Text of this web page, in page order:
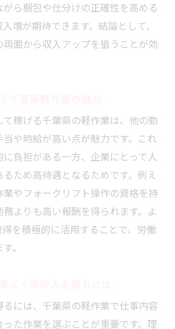
ら梱包や仕分けの正確性を高める
増が期待できます。結論として、
面から収入アップを狙うことが効
稼げる千葉県の軽作業は、他の勤
や時給が高い点が魅力です。これ
負担がある一方、企業にとって人
ため高待遇となるためです。例え
やフォークリフト操作の資格を持
よりも高い報酬を得られます。よ
を積極的に活用することで、労働
。
には、千葉県の軽作業で仕事内容
た作業を選ぶことが重要です。理